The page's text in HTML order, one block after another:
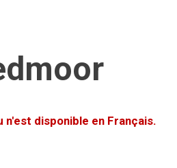
n'est disponible en Français.